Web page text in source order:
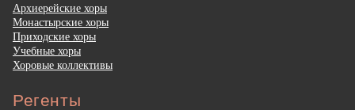
Архиерейские хоры
Монастырские хоры
Приходские хоры
Учебные хоры
Хоровые коллективы
Регенты